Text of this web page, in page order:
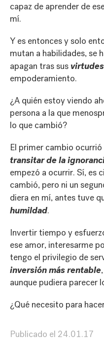
capaz de aprender de
mí.
Y es entonces y solo
mutan a habilidades, se
apagan tras sus virtudes
empoderamiento.
¿A quién estoy viendo
persona a la que
lo que cambió?
El primer cambio
transitar de la
empezó a ocurrir. Sí, es
cambió, pero ni un
diera en mí, antes tuve
humildad.
Invertir tiempo y
ese amor, interesarme
tengo el privilegio de
inversión más rentable
aunque pudiera parecer
¿Qué necesito para
Publicado el 24.01.17